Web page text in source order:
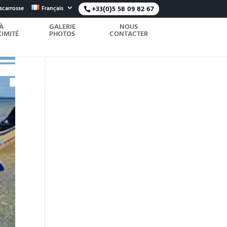
+33(0)5 58 09 82 67
Français
GALERIE
PHOTOS
NOUS
CONTACTER